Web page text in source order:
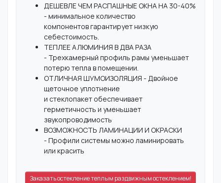
ДЕШЕВЛЕ ЧЕМ РАСПАШНЫЕ ОКНА НА 30-40%
- минимальное количество
компонентов гарантирует низкую
себестоимость.
ТЕПЛЕЕ АЛЮМИНИЯ В ДВА РАЗА
- Трехкамерный профиль рамы уменьшает
потерю тепла в помещении.
ОТЛИЧНАЯ ШУМОИЗОЛЯЦИЯ - Двойное
щеточное уплотнение
и стеклопакет обеспечивает
герметичность и уменьшает
звукопроводимость
ВОЗМОЖНОСТЬ ЛАМИНАЦИИ И ОКРАСКИ
- Профили системы можно ламинировать
или красить
Заказать остекление теплым раздвижным остеклением!